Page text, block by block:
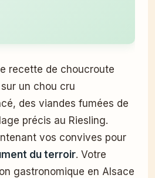
recette de choucroute
un chou cru
des viandes fumées de
précis au Riesling.
vos convives pour
du terroir. Votre
gastronomique en Alsace